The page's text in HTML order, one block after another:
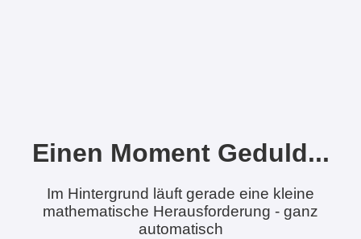
Einen Moment Geduld...
Im Hintergrund läuft gerade eine kleine
mathematische Herausforderung - ganz
automatisch